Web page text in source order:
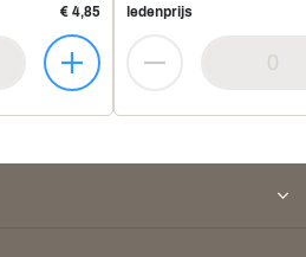
€ 4,85
ledenprijs